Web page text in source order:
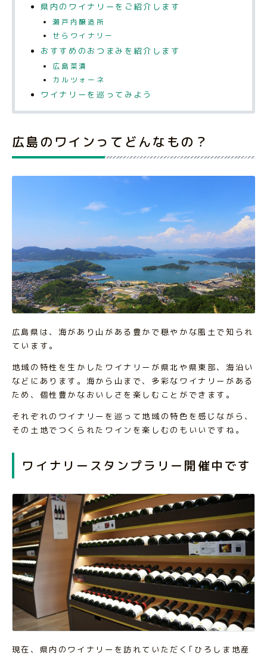
県内のワイナリーをご紹介します
瀬戸内醸造所
せらワイナリー
おすすめのおつまみを紹介します
広島菜漬
カルツォーネ
ワイナリーを巡ってみよう
広島のワインってどんなもの？
広島県は、海があり山がある豊かで穏やかな風土で知られ
ています。
地域の特性を生かしたワイナリーが県北や県東部、海沿い
などにあります。海から山まで、多彩なワイナリーがある
ため、個性豊かなおいしさを楽しむことができます。
それぞれのワイナリーを巡って地域の特色を感じながら、
その土地でつくられたワインを楽しむのもいいですね。
ワイナリースタンプラリー開催中です
現在、県内のワイナリーを訪れていただく｢ひろしま地産